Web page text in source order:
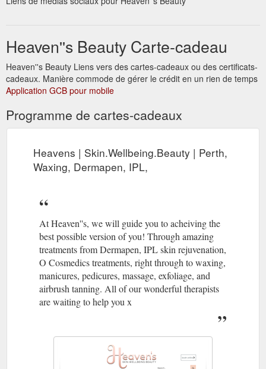
Heaven''s Beauty Carte-cadeau
Heaven''s Beauty Liens vers des cartes-cadeaux ou des certificats-
cadeaux. Manière commode de gérer le crédit en un rien de temps
Application GCB pour mobile
Programme de cartes-cadeaux
Heavens | Skin.Wellbeing.Beauty | Perth,
Waxing, Dermapen, IPL,
At Heaven''s, we will guide you to acheiving the
best possible version of you! Through amazing
treatments from Dermapen, IPL skin rejuvenation,
O Cosmedics treatments, right through to waxing,
manicures, pedicures, massage, exfoliage, and
airbrush tanning. All of our wonderful therapists
are waiting to help you x